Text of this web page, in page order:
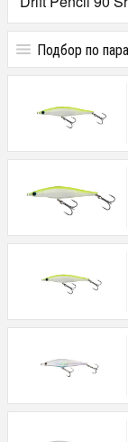
Подбор по
Цена
от